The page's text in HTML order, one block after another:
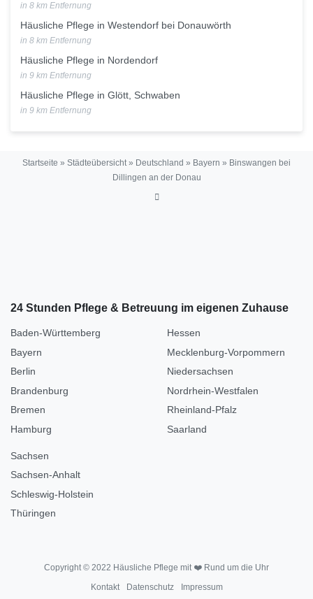
in 8 km Entfernung
Häusliche Pflege in Westendorf bei Donauwörth
in 8 km Entfernung
Häusliche Pflege in Nordendorf
in 9 km Entfernung
Häusliche Pflege in Glött, Schwaben
in 9 km Entfernung
Startseite » Städteübersicht» Deutschland » Bayern » Binswangen bei
Dillingen an der Donau
24 Stunden Pflege & Betreuung im eigenen Zuhause
Baden-Württemberg
Bayern
Berlin
Brandenburg
Bremen
Hamburg
Hessen
Mecklenburg-Vorpommern
Niedersachsen
Nordrhein-Westfalen
Rheinland-Pfalz
Saarland
Sachsen
Sachsen-Anhalt
Schleswig-Holstein
Thüringen
Copyright © 2022 Häusliche Pflege mit ❤️ Rund um die Uhr
Kontakt
Datenschutz Impressum